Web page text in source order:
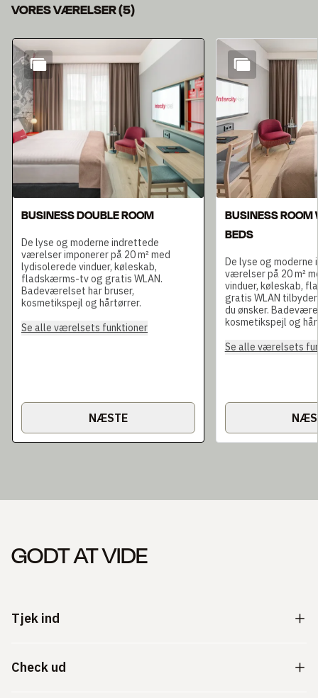
VORES VÆRELSER(5)
Slide 1 af 5
BUSINESS DOUBLE ROOM
De lyse og moderne indrettede
værelser imponerer på 20 m² med
lydisolerede vinduer, køleskab,
fladskærms-tv og gratis WLAN.
Badeværelset har bruser,
kosmetikspejl og hårtørrer.
Se alle værelsets funktioner
NÆSTE
BUSINESS ROOM
BEDS
De lyse og
værelser på 20 m²
vinduer, køleskab,
gratis WLAN
du ønsker.
kosmetikspejl og
Se alle værelsets
GODT AT VIDE
Tjek ind
Check ud